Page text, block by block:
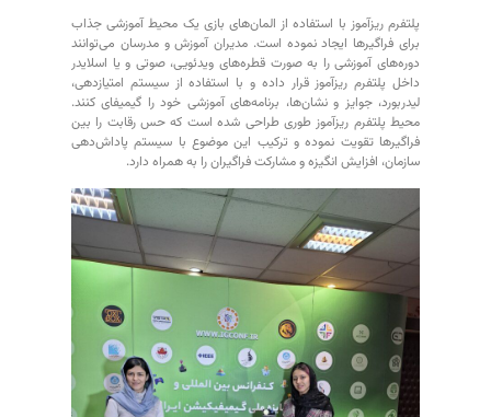
پلتفرم ریزآموز با استفاده از المان‌های بازی یک محیط آموزشی جذاب
برای فراگیرها ایجاد نموده است. مدیران آموزش و مدرسان می‌توانند
دوره‌های آموزشی را به صورت قطره‌های ویدئویی، صوتی و یا اسلایدر
داخل پلتفرم ریزآموز قرار داده و با استفاده از سیستم‌ امتیازدهی،
لیدربورد، جوایز و نشان‌ها، برنامه‌های آموزشی خود را گیمیفای کنند.
محیط پلتفرم ریزآموز طوری طراحی شده است که حس رقابت را بین
فراگیرها تقویت نموده و ترکیب این موضوع با سیستم پاداش‌دهی
سازمان، افزایش انگیزه و مشارکت فراگیران را به همراه دارد.